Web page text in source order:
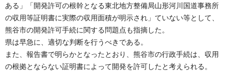
ある」「開発許可の根幹となる東北地方整備局山形河川国道事務所
の収用等証明書に実際の収用面積が明示され」ていない等として、
熊谷市の開発許可手続に関する問題点も指摘した。
県は早急に、適切な判断を行うべきである。
また、報告書で明らかとなったとおり、熊谷市の行政手続は、収用
の根拠とならない証明書によって開発を許可したと考えられる。